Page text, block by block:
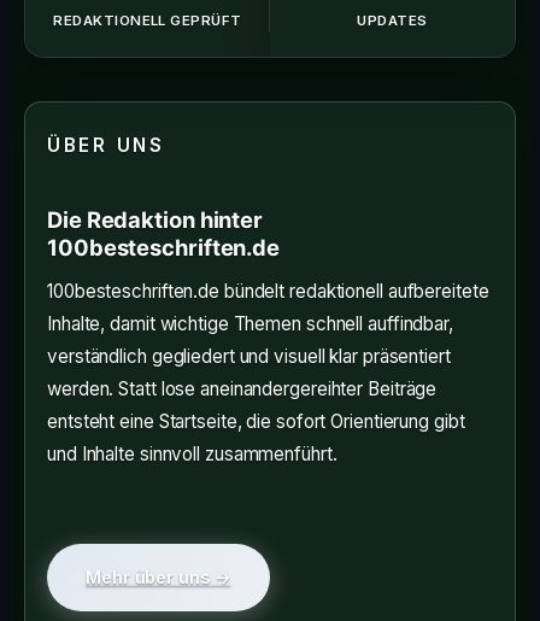
REDAKTIONELL GEPRÜFT UPDATES
ÜBER UNS
Die Redaktion hinter
100besteschriften.de
100besteschriften.de bündelt redaktionell aufbereitete
Inhalte, damit wichtige Themen schnell auffindbar,
verständlich gegliedert und visuell klar präsentiert
werden. Statt lose aneinandergereihter Beiträge
entsteht eine Startseite, die sofort Orientierung gibt
und Inhalte sinnvoll zusammenführt.
Mehr über uns →